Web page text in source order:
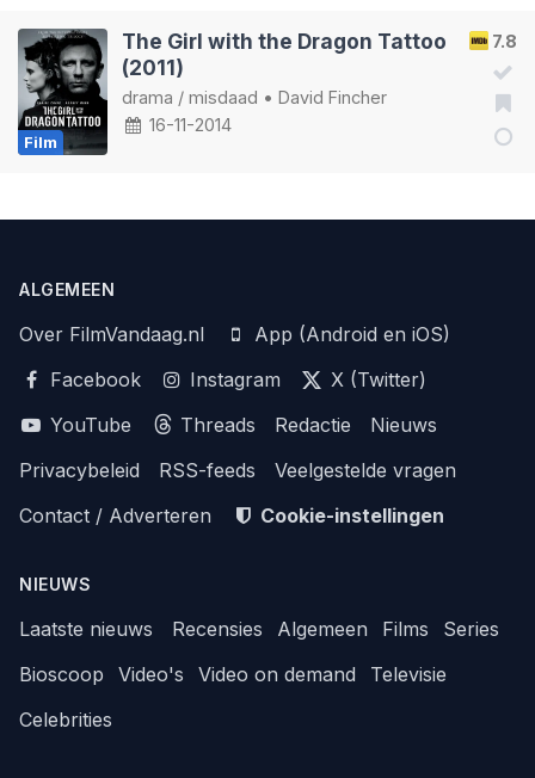
Film
7.8
The Girl with the Dragon Tattoo
(2011)
drama / misdaad • David Fincher
16-11-2014
ALGEMEEN
Over FilmVandaag.nl
App (Android en iOS)
Facebook
Instagram
X (Twitter)
YouTube
Threads Redactie
Nieuws
Privacybeleid
RSS-feeds
Veelgestelde vragen
Contact / Adverteren
Cookie-instellingen
NIEUWS
Laatste nieuws Recensies Algemeen Films
Series
Bioscoop
Video's Video on demand
Televisie
Celebrities